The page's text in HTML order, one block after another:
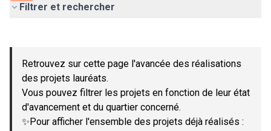
Filtrer et rechercher
−
Retrouvez sur cette page l'avancée des réalisations
des projets lauréats.
Vous pouvez filtrer les projets en fonction de leur état
d'avancement et du quartier concerné.
✨Pour afficher l'ensemble des projets déjà réalisés :